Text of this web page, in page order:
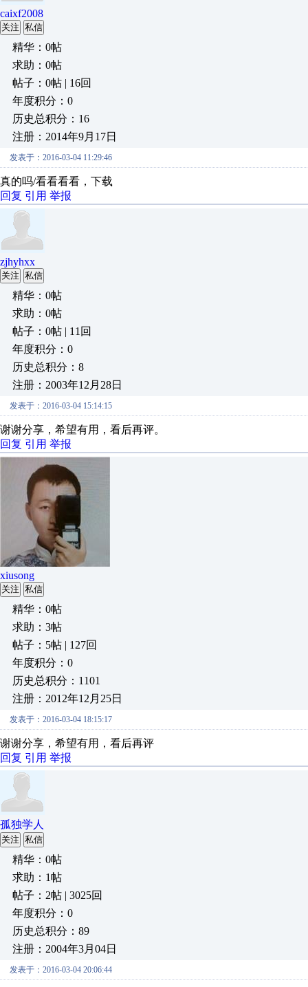
caixf2008
关注 私信
精华：0帖
求助：0帖
帖子：0帖 | 16回
年度积分：0
历史总积分：16
注册：2014年9月17日
发表于：2016-03-04 11:29:46
真的吗/看看看看，下载
回复 引用 举报
zjhyhxx
关注 私信
精华：0帖
求助：0帖
帖子：0帖 | 11回
年度积分：0
历史总积分：8
注册：2003年12月28日
发表于：2016-03-04 15:14:15
谢谢分享，希望有用，看后再评。
回复 引用 举报
xiusong
关注 私信
精华：0帖
求助：3帖
帖子：5帖 | 127回
年度积分：0
历史总积分：1101
注册：2012年12月25日
发表于：2016-03-04 18:15:17
谢谢分享，希望有用，看后再评
回复 引用 举报
孤独学人
关注 私信
精华：0帖
求助：1帖
帖子：2帖 | 3025回
年度积分：0
历史总积分：89
注册：2004年3月04日
发表于：2016-03-04 20:06:44